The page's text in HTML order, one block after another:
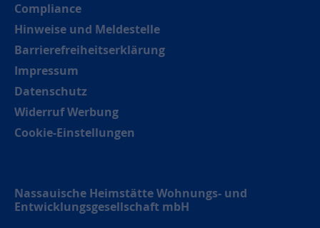
Compliance
Hinweise und Meldestelle
Barrierefreiheitserklärung
Impressum
Datenschutz
Widerruf Werbung
Cookie-Einstellungen
Nassauische Heimstätte Wohnungs- und
Entwicklungsgesellschaft mbH